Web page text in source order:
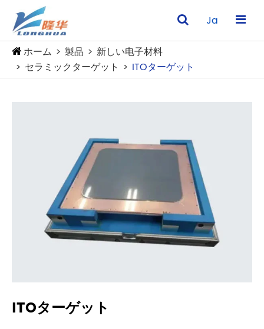
Ja
ホーム 製品
新しい电子材料
セラミックターゲット
ITOターゲット
ITOターゲット